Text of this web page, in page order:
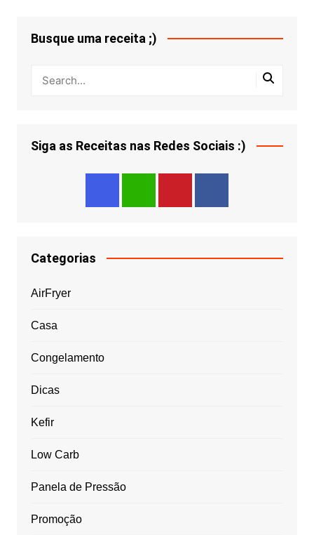
Busque uma receita ;)
Siga as Receitas nas Redes Sociais :)
Categorias
AirFryer
Casa
Congelamento
Dicas
Kefir
Low Carb
Panela de Pressão
Promoção